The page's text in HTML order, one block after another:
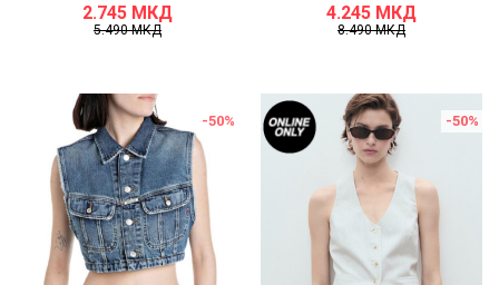
2.745 МКД
5.490МКД
4.245 МКД
8.490МКД
-50% -50%